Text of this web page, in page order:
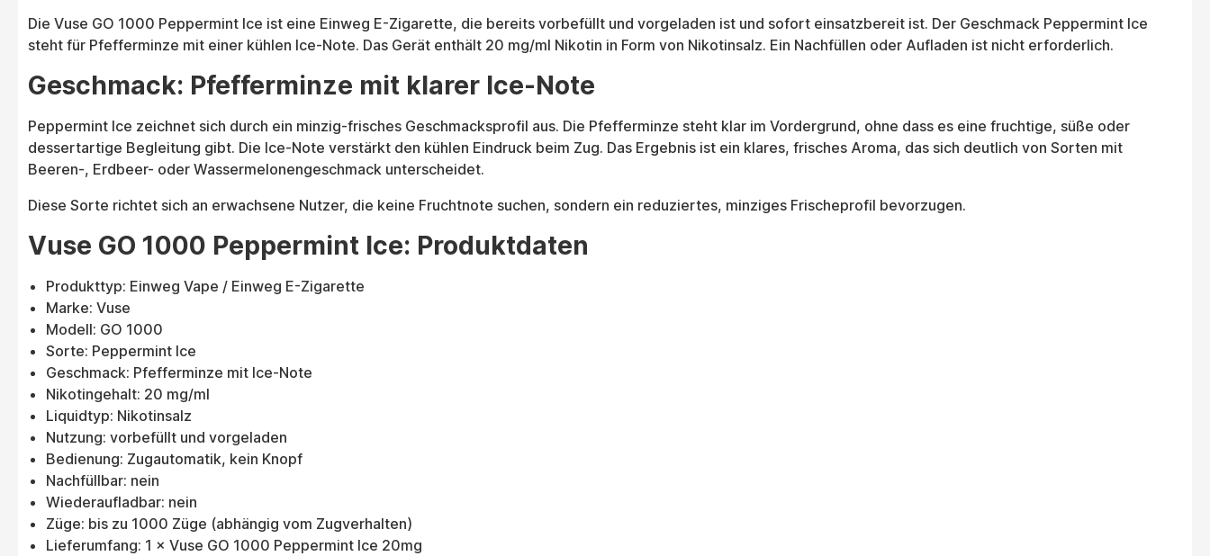
Die Vuse GO 1000 Peppermint Ice ist eine Einweg E-Zigarette, die bereits vorbefüllt und vorgeladen ist und sofort einsatzbereit ist. Der Geschmack Peppermint Ice
steht für Pfefferminze mit einer kühlen Ice-Note. Das Gerät enthält 20 mg/ml Nikotin in Form von Nikotinsalz. Ein Nachfüllen oder Aufladen ist nicht erforderlich.
Geschmack: Pfefferminze mit klarer Ice-Note
Peppermint Ice zeichnet sich durch ein minzig-frisches Geschmacksprofil aus. Die Pfefferminze steht klar im Vordergrund, ohne dass es eine fruchtige, süße oder
dessertartige Begleitung gibt. Die Ice-Note verstärkt den kühlen Eindruck beim Zug. Das Ergebnis ist ein klares, frisches Aroma, das sich deutlich von Sorten mit
Beeren-, Erdbeer- oder Wassermelonengeschmack unterscheidet.
Diese Sorte richtet sich an erwachsene Nutzer, die keine Fruchtnote suchen, sondern ein reduziertes, minziges Frischeprofil bevorzugen.
Vuse GO 1000 Peppermint Ice: Produktdaten
Produkttyp: Einweg Vape / Einweg E-Zigarette
Marke: Vuse
Modell: GO 1000
Sorte: Peppermint Ice
Geschmack: Pfefferminze mit Ice-Note
Nikotingehalt: 20 mg/ml
Liquidtyp: Nikotinsalz
Nutzung: vorbefüllt und vorgeladen
Bedienung: Zugautomatik, kein Knopf
Nachfüllbar: nein
Wiederaufladbar: nein
Züge: bis zu 1000 Züge (abhängig vom Zugverhalten)
Lieferumfang: 1 × Vuse GO 1000 Peppermint Ice 20mg